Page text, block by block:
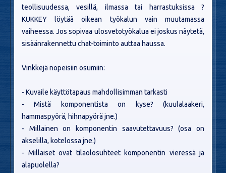
teollisuudessa, vesillä, ilmassa tai harrastuksissa ?
KUKKEY löytää oikean työkalun vain muutamassa
vaiheessa. Jos sopivaa ulosvetotyökalua ei joskus näytetä,
sisäänrakennettu chat-toiminto auttaa haussa.
Vinkkejä nopeisiin osumiin:
- Kuvaile käyttötapaus mahdollisimman tarkasti
- Mistä komponentista on kyse? (kuulalaakeri,
hammaspyörä, hihnapyörä jne.)
- Millainen on komponentin saavutettavuus? (osa on
akselilla, kotelossa jne.)
- Millaiset ovat tilaolosuhteet komponentin vieressä ja
alapuolella?